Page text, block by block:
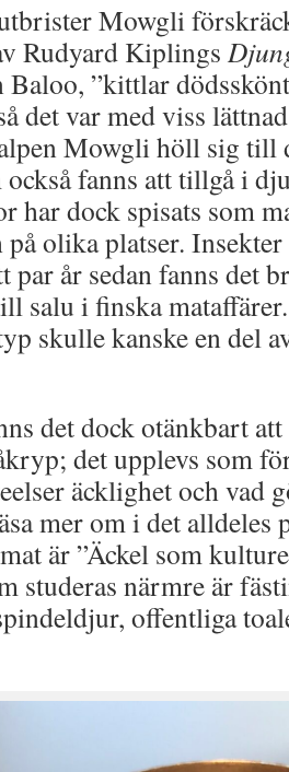
Mowgli
Rudyard Kiplings
Baloo, ”kittlar
det var med viss
Mowgli höll sig till
fanns att tillgå i
har dock spisats som
olika platser.
par år sedan fanns det
salu i finska
skulle kanske en del
det dock otänkbart
det upplevs som
äcklighet och vad
mer om i det alldeles
är ”Äckel som
studeras närmre är
offentliga